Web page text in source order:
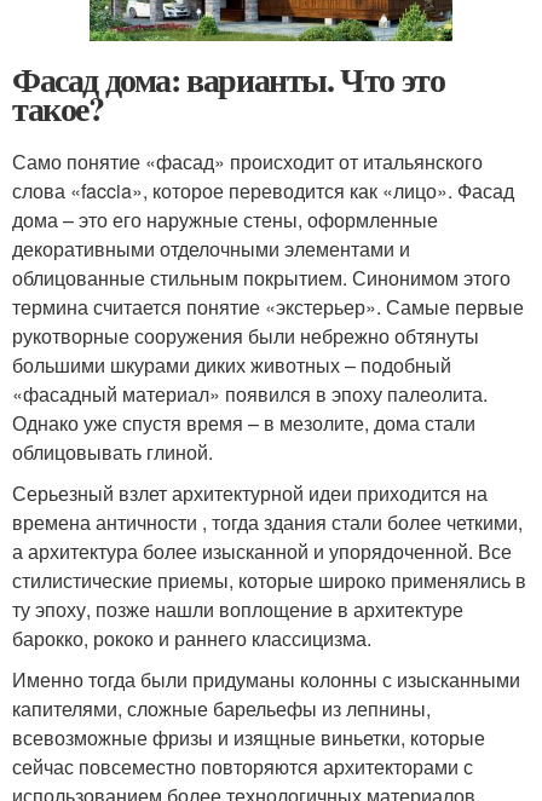
Фасад дома: варианты. Что это
такое?
Само понятие «фасад» происходит от итальянского
слова «faccia», которое переводится как «лицо». Фасад
дома – это его наружные стены, оформленные
декоративными отделочными элементами и
облицованные стильным покрытием. Синонимом этого
термина считается понятие «экстерьер». Самые первые
рукотворные сооружения были небрежно обтянуты
большими шкурами диких животных – подобный
«фасадный материал» появился в эпоху палеолита.
Однако уже спустя время – в мезолите, дома стали
облицовывать глиной.
Серьезный взлет архитектурной идеи приходится на
времена античности , тогда здания стали более четкими,
а архитектура более изысканной и упорядоченной. Все
стилистические приемы, которые широко применялись в
ту эпоху, позже нашли воплощение в архитектуре
барокко, рококо и раннего классицизма.
Именно тогда были придуманы колонны с изысканными
капителями, сложные барельефы из лепнины,
всевозможные фризы и изящные виньетки, которые
сейчас повсеместно повторяются архитекторами с
использованием более технологичных материалов.